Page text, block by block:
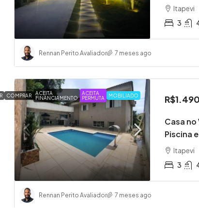
Itapevi
3
Rennan Perito Avaliador 7 meses ago
COMPRAR
ACEITA
FINANCIAMENTO
ACEITA
PERMUTA
MOBILIADO
Casa no
Piscina
Itapevi
3
Rennan Perito Avaliador 7 meses ago